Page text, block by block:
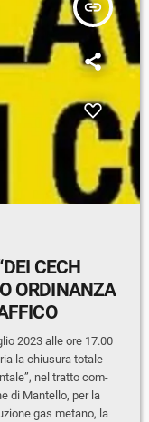
insert_link
CECH
ORDINANZA
2023 alle ore 17.00
la chiusura totale
nel tratto com-
di Mantello, per la
gas metano, la